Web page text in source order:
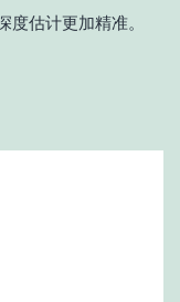
估计更加精准。